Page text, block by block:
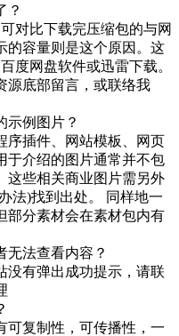
？
对比下载完压缩包的与网
的容量则是这个原因。这
度网盘软件或迅雷下载。
源底部留言，或联络我
示例图片？
序插件、网站模板、网页
于介绍的图片通常并不包
这些相关商业图片需另外
法)找到出处。 同样地一
部分素材会在素材包内有
无法查看内容？
没有弹出成功提示，请联
可复制性，可传播性，一